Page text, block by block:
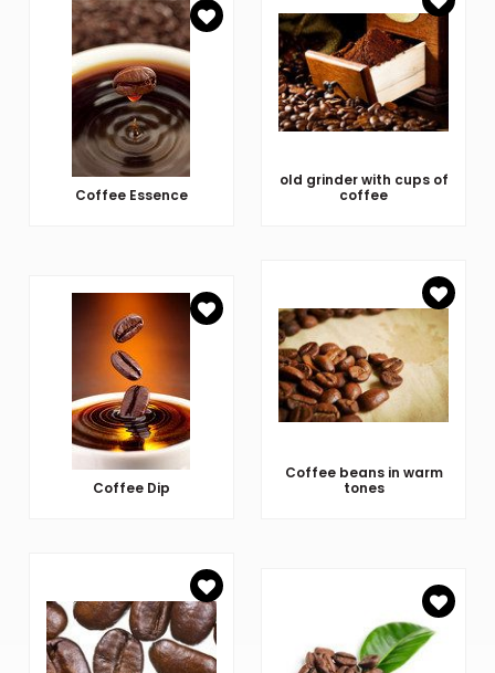
Coffee Essence
old grinder with cups of
coffee
Coffee Dip
Coffee beans in warm
tones